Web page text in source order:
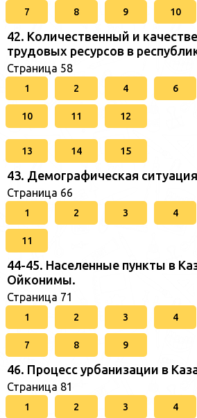
7 8 9 10
42. Количественный и
трудовых ресурсов в
Страница 58
1 2 4 6
10 11 12
13 14 15
43. Демографическая
Страница 66
1 2 3 4
11
44-45. Населенные пункты в
Ойконимы.
Страница 71
1 2 3 4
7 8 9
46. Процесс урбанизации в
Страница 81
1 2 3 4